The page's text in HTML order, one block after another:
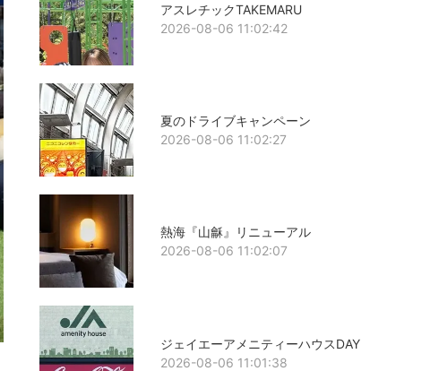
アスレチックTAKEMARU
2026-08-06 11:02:42
夏のドライブキャンペーン
2026-08-06 11:02:27
熱海『山龢』リニューアル
2026-08-06 11:02:07
ジェイエーアメニティーハウスDAY
2026-08-06 11:01:38